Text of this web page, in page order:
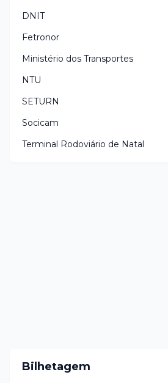
DNIT
Fetronor
Ministério dos Transportes
NTU
SETURN
Socicam
Terminal Rodoviário de Natal
Bilhetagem